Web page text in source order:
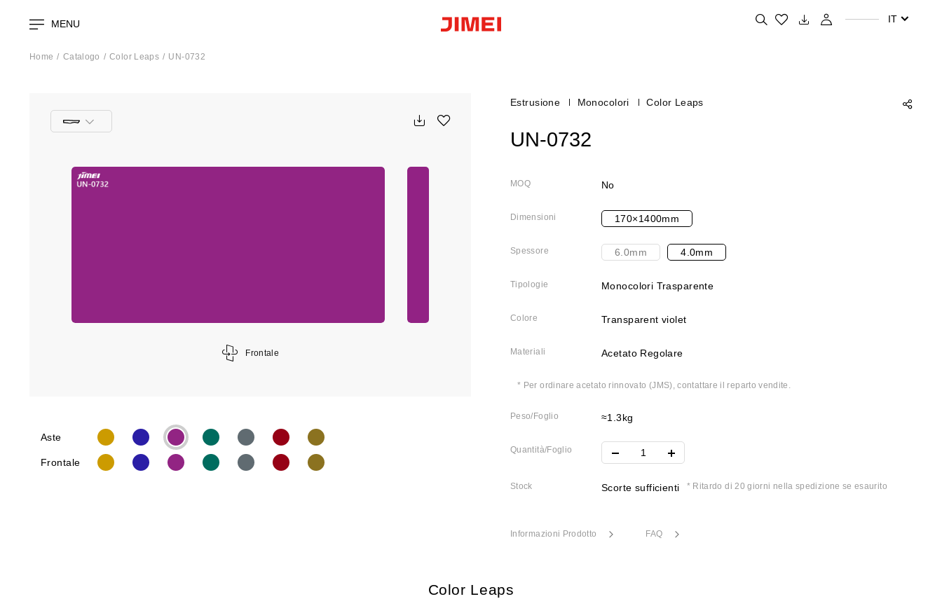
MENU Cerca i tuoi prodotti preferiti
IT
Home Catalogo Color Leaps UN-0732
Frontale
Aste
Frontale
Estrusione Monocolori Color Leaps
UN-0732
MOQ No
Dimensioni 170×1400mm
Spessore 6.0mm 4.0mm
Tipologie Monocolori Trasparente
Colore Transparent violet
Materiali Acetato Regolare
* Per ordinare acetato rinnovato (JMS), contattare il reparto vendite.
Peso/Foglio ≈1.3kg
Quantità/Foglio
Stock Scorte sufficienti * Ritardo di 20 giorni nella spedizione se esaurito
Informazioni Prodotto FAQ
Color Leaps